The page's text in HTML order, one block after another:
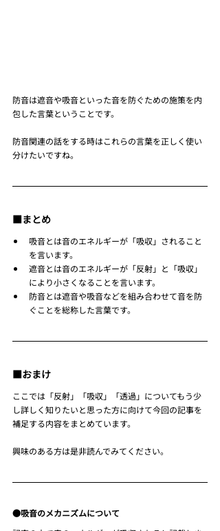
防音は遮音や吸音といった音を防ぐための施策を内
包した言葉ということです。
防音関連の話をする時はこれらの言葉を正しく使い
分けたいですね。
■まとめ
吸音とは音のエネルギーが「吸収」されること
を言います。
遮音とは音のエネルギーが「反射」と「吸収」
により小さくなることを言います。
防音とは遮音や吸音などを組み合わせて音を防
ぐことを総称した言葉です。
■おまけ
ここでは「反射」「吸収」「透過」についてもう少
し詳しく知りたいと思った方に向けて今回の記事を
補足する内容をまとめています。
興味のある方は是非読んでみてください。
●吸音のメカニズムについて